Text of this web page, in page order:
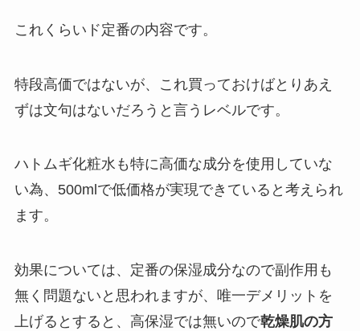
これくらいド定番の内容です。
特段高価ではないが、これ買っておけばとりあえ
ずは文句はないだろうと言うレベルです。
ハトムギ化粧水も特に高価な成分を使用していな
い為、500mlで低価格が実現できていると考えられ
ます。
効果については、定番の保湿成分なので副作用も
無く問題ないと思われますが、唯一デメリットを
上げるとすると、高保湿では無いので乾燥肌の方